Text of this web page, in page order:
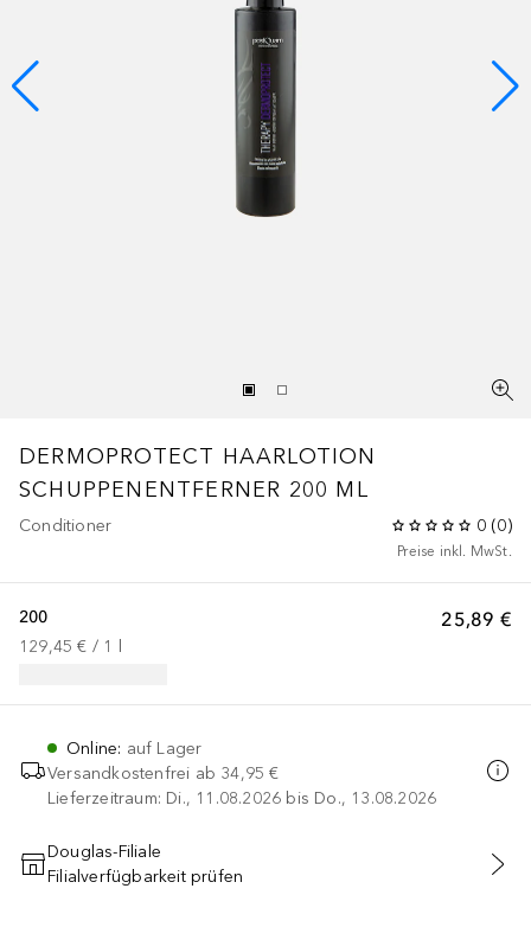
DERMOPROTECT HAARLOTION
SCHUPPENENTFERNER 200 ML
Conditioner 0 (0)
Preise inkl. MwSt.
25,89 €
200
129,45 € / 1
Online: auf Lager
Versandkostenfrei ab 34,95 €
Lieferzeitraum: Di., 11.08.2026 bis Do., 13.08.2026
IN DEN WARENKORB
Douglas-Filiale
Filialverfügbarkeit prüfen